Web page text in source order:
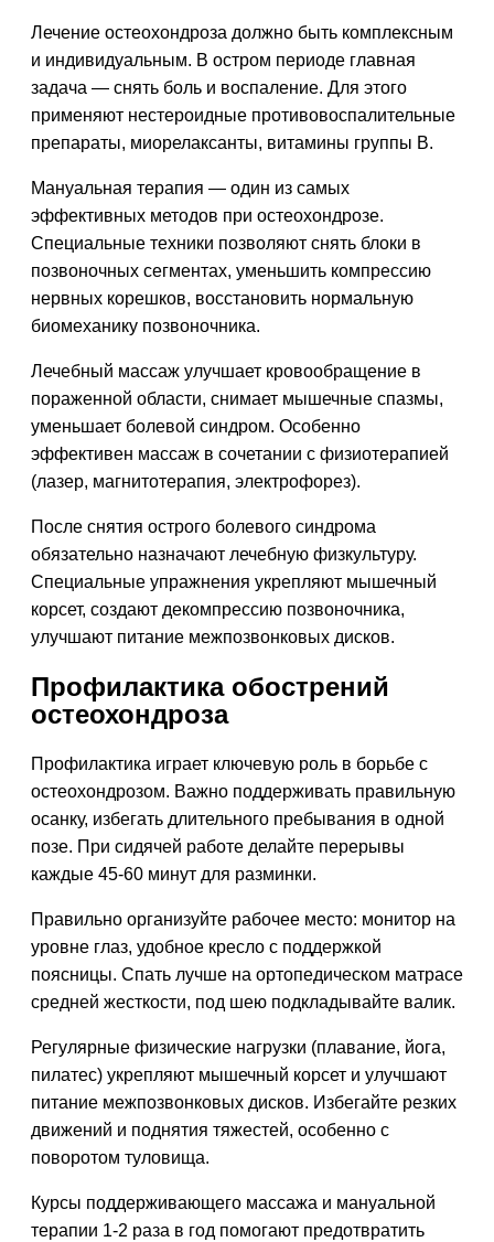
Лечение остеохондроза должно быть комплексным
и индивидуальным. В остром периоде главная
задача — снять боль и воспаление. Для этого
применяют нестероидные противовоспалительные
препараты, миорелаксанты, витамины группы В.
Мануальная терапия — один из самых
эффективных методов при остеохондрозе.
Специальные техники позволяют снять блоки в
позвоночных сегментах, уменьшить компрессию
нервных корешков, восстановить нормальную
биомеханику позвоночника.
Лечебный массаж улучшает кровообращение в
пораженной области, снимает мышечные спазмы,
уменьшает болевой синдром. Особенно
эффективен массаж в сочетании с физиотерапией
(лазер, магнитотерапия, электрофорез).
После снятия острого болевого синдрома
обязательно назначают лечебную физкультуру.
Специальные упражнения укрепляют мышечный
корсет, создают декомпрессию позвоночника,
улучшают питание межпозвонковых дисков.
Профилактика обострений
остеохондроза
Профилактика играет ключевую роль в борьбе с
остеохондрозом. Важно поддерживать правильную
осанку, избегать длительного пребывания в одной
позе. При сидячей работе делайте перерывы
каждые 45-60 минут для разминки.
Правильно организуйте рабочее место: монитор на
уровне глаз, удобное кресло с поддержкой
поясницы. Спать лучше на ортопедическом матрасе
средней жесткости, под шею подкладывайте валик.
Регулярные физические нагрузки (плавание, йога,
пилатес) укрепляют мышечный корсет и улучшают
питание межпозвонковых дисков. Избегайте резких
движений и поднятия тяжестей, особенно с
поворотом туловища.
Курсы поддерживающего массажа и мануальной
терапии 1-2 раза в год помогают предотвратить